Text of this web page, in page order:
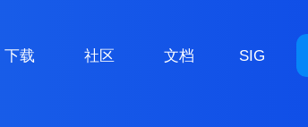
下载 社区 文档 SIG